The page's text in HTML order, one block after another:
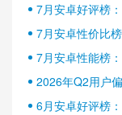
7月安卓好评榜
半壁江山
7月安卓性价比
7月安卓性能榜
2026年Q2用户
6月安卓好评榜